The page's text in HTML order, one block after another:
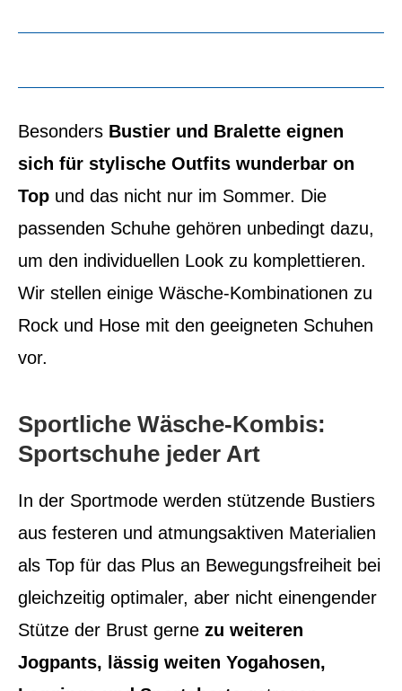
Besonders Bustier und Bralette eignen
sich für stylische Outfits wunderbar on
Top und das nicht nur im Sommer. Die
passenden Schuhe gehören unbedingt dazu,
um den individuellen Look zu komplettieren.
Wir stellen einige Wäsche-Kombinationen zu
Rock und Hose mit den geeigneten Schuhen
vor.
Sportliche Wäsche-Kombis:
Sportschuhe jeder Art
In der Sportmode werden stützende Bustiers
aus festeren und atmungsaktiven Materialien
als Top für das Plus an Bewegungsfreiheit bei
gleichzeitig optimaler, aber nicht einengender
Stütze der Brust gerne zu weiteren
Jogpants, lässig weiten Yogahosen,